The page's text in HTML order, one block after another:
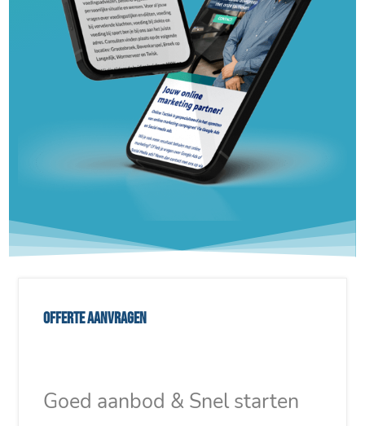
Offerte aanvragen
Goed aanbod & Snel starten